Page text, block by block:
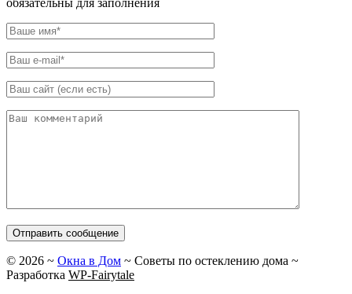
© 2026 ~ Окна в Дом ~ Советы по остеклению дома ~
Разработка WP-Fairytale